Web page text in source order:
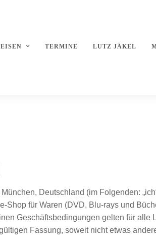
TERMINE LUTZ JÄKEL
Deutschland (im Folgenden:
Shop für Waren (DVD, Blu-rays und
Geschäftsbedingungen gelten für alle
Fassung, soweit nicht etwas